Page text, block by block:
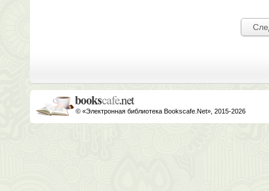
© «Электронная библиотека Bookscafe.Net», 2015-2026